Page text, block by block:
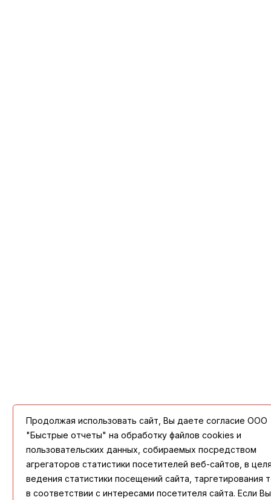
Продолжая использовать сайт, Вы даете согласие ООО
"Быстрые отчеты" на обработку файлов cookies и
пользовательских данных, собираемых посредством
агрегаторов статистики посетителей веб-сайтов, в
ведения статистики посещений сайта, таргетирования
в соответствии с интересами посетителя сайта. Если